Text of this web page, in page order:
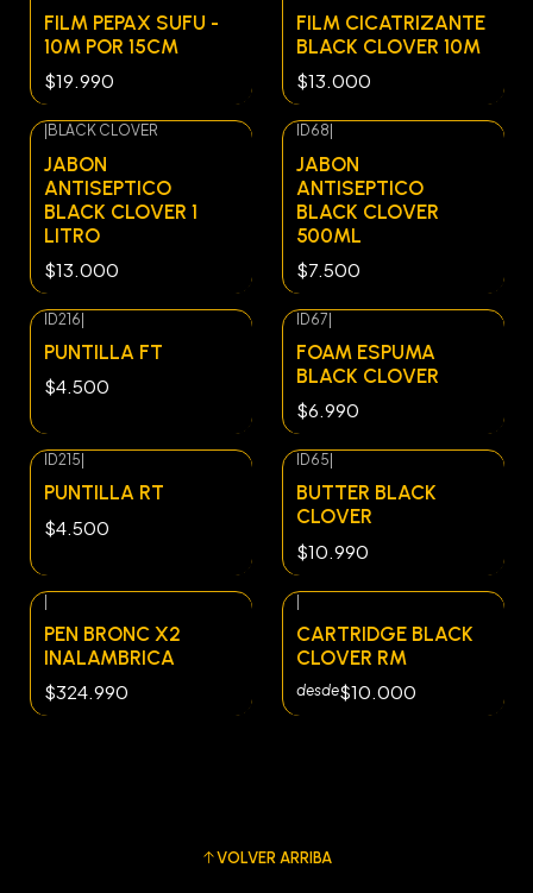
FILM PEPAX SUFU -
10M POR 15CM
$19.990
FILM CICATRIZANTE
BLACK CLOVER 10M
$13.000
BLACK CLOVER
JABON
ANTISEPTICO
BLACK CLOVER 1
LITRO
$13.000
ID68
JABON
ANTISEPTICO
BLACK CLOVER
500ML
$7.500
ID216
PUNTILLA FT
$4.500
ID67
FOAM ESPUMA
BLACK CLOVER
$6.990
ID215
PUNTILLA RT
$4.500
ID65
BUTTER BLACK
CLOVER
$10.990
|
PEN BRONC X2
INALAMBRICA
$324.990
|
CARTRIDGE BLACK
CLOVER RM
desde$10.000
VOLVER ARRIBA